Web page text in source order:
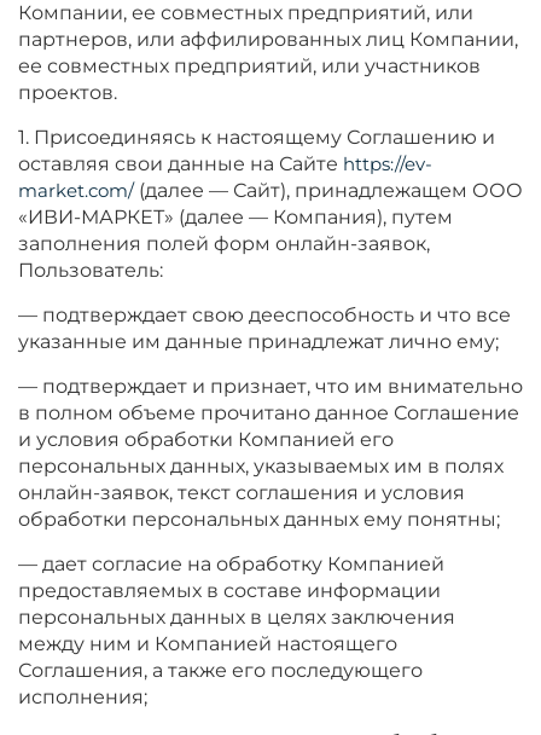
Компании, ее совместных предприятий, или
партнеров, или аффилированных лиц Компании,
ее совместных предприятий, или участников
проектов.
1. Присоединяясь к настоящему Соглашению и
оставляя свои данные на Сайте https://ev-
market.com/(далее — Сайт), принадлежащем ООО
«ИВИ-МАРКЕТ» (далее — Компания), путем
заполнения полей форм онлайн-заявок,
Пользователь:
— подтверждает свою дееспособность и что все
указанные им данные принадлежат лично ему;
— подтверждает и признает, что им внимательно
в полном объеме прочитано данное Соглашение
и условия обработки Компанией его
персональных данных, указываемых им в полях
онлайн-заявок, текст соглашения и условия
обработки персональных данных ему понятны;
— дает согласие на обработку Компанией
предоставляемых в составе информации
персональных данных в целях заключения
между ним и Компанией настоящего
Соглашения, а также его последующего
исполнения;